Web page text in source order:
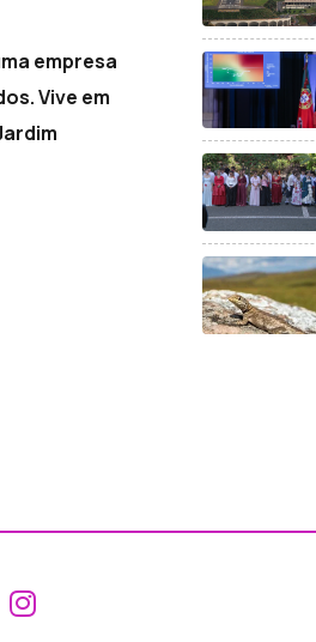
empresa
Vive em
Aceder ao Facebook
Aceder ao